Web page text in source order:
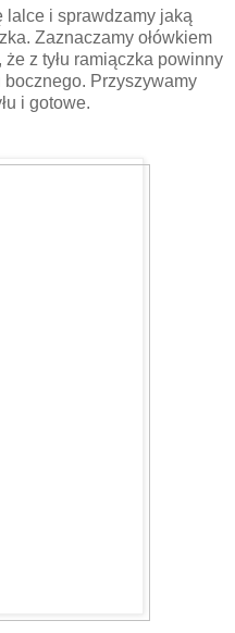
lalce i sprawdzamy jaką
Zaznaczamy ołówkiem
z tyłu ramiączka powinny
Przyszywamy
i gotowe.